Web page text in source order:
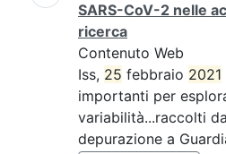
SARS-CoV-2 nelle
ricerca
Contenuto Web
Iss, 25 febbraio 2021
importanti per
variabilità...raccolti
depurazione a